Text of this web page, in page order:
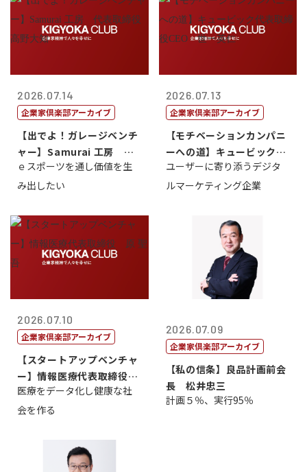
2026.07.14
企業家倶楽部アーカイブ
【出でよ！ガレージベンチ
ャー】Samurai 工房 代
表取締...
ｅスポーツを通し価値を生
み出したい
2026.07.13
企業家倶楽部アーカイブ
【モチベーションカンパニ
ーへの道】キュービック代
表取締役CE...
ユーザーに寄り添うデジタ
ルマーケティング企業
2026.07.10
企業家倶楽部アーカイブ
【スタートアップベンチャ
ー】情報医療代表取締役
原 聖吾
医療をデータ化し健康な社
会を作る
2026.07.09
企業家倶楽部アーカイブ
【私の信条】良品計画前会
長 松井忠三
計画５％、実行95％